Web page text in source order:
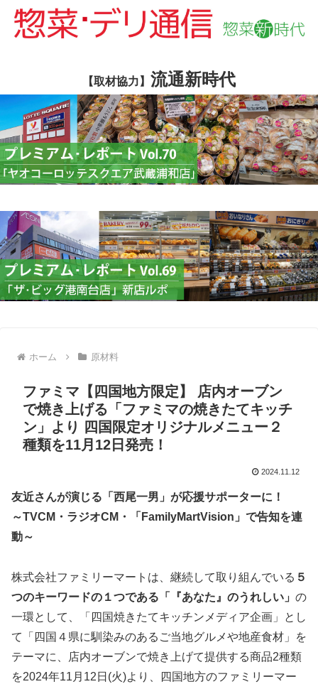
【取材協力】 流通新時代
ホーム 原材料
ファミマ【四国地方限定】 店内オーブン
で焼き上げる「ファミマの焼きたてキッチ
ン」より 四国限定オリジナルメニュー２
種類を11月12日発売！
2024.11.12
友近さんが演じる「西尾一男」が応援サポーターに！
～TVCM・ラジオCM・「FamilyMartVision」で告知を連
動～
株式会社ファミリーマートは、継続して取り組んでいる ５
つのキーワードの１つである「『あなた』のうれしい」 の
一環として、「四国焼きたてキッチンメディア企画」とし
て「四国４県に馴染みのあるご当地グルメや地産食材」を
テーマに、店内オーブンで焼き上げて提供する商品2種類
を2024年11月12日(火)より、四国地方のファミリーマー